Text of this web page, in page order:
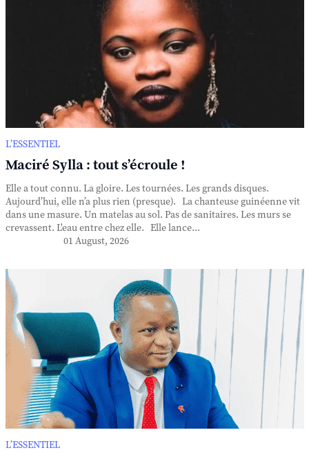
L’ESSENTIEL
Maciré Sylla : tout s’écroule !
Elle a tout connu. La gloire. Les tournées. Les grands disques.
Aujourd’hui, elle n’a plus rien (presque). La chanteuse guinéenne vit
dans une masure. Un matelas au sol. Pas de sanitaires. Les murs se
crevassent. L'eau entre chez elle. Elle lance...
01 August, 2026
L’ESSENTIEL